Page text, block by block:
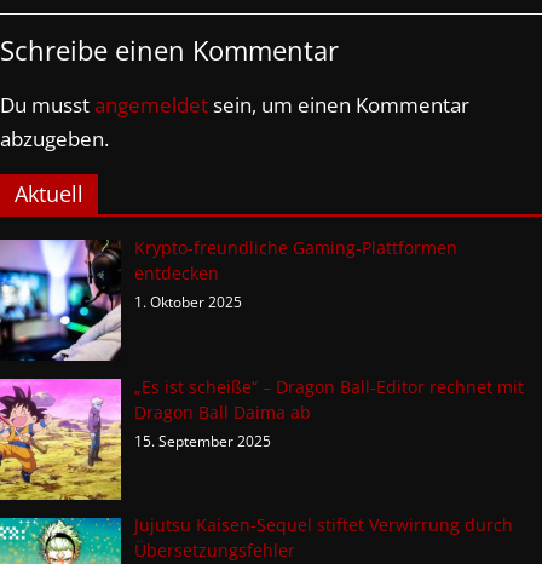
Schreibe einen Kommentar
Du musstangemeldetsein, um einen Kommentar
abzugeben.
Aktuell
Krypto-freundliche Gaming-Plattformen
entdecken
1. Oktober 2025
„Es ist scheiße“ – Dragon Ball-Editor rechnet mit
Dragon Ball Daima ab
15. September 2025
Jujutsu Kaisen-Sequel stiftet Verwirrung durch
Übersetzungsfehler